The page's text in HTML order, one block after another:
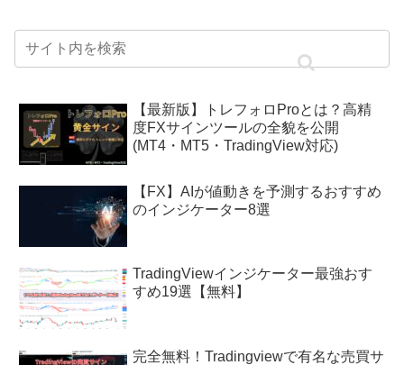
【最新版】トレフォロProとは？高精
度FXサインツールの全貌を公開
(MT4・MT5・TradingView対応)
【FX】AIが値動きを予測するおすすめ
のインジケーター8選
TradingViewインジケーター最強おす
すめ19選【無料】
完全無料！Tradingviewで有名な売買サ